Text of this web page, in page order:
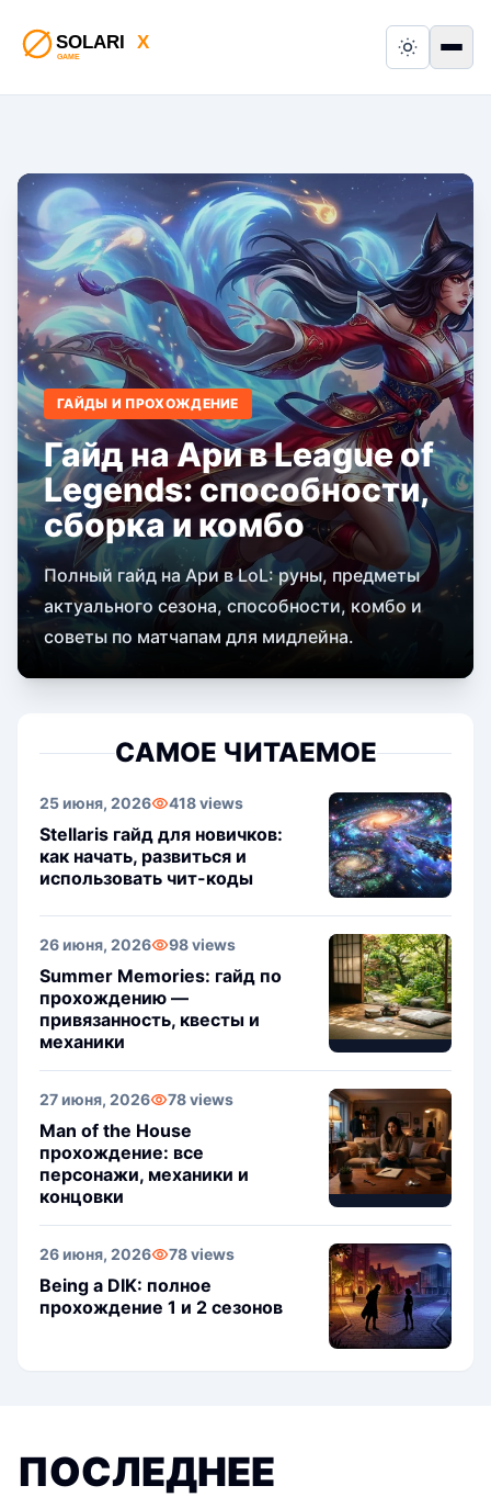
Switch to
ГАЙДЫ И ПРОХОЖДЕНИЕ
Гайд на Ари в League of
Legends: способности,
сборка и комбо
Полный гайд на Ари в LoL: руны, предметы
актуального сезона, способности, комбо и
советы по матчапам для мидлейна.
САМОЕ ЧИТАЕМОЕ
25 июня, 2026 418 views
Stellaris гайд для новичков:
как начать, развиться и
использовать чит-коды
26 июня, 2026 98 views
Summer Memories: гайд по
прохождению —
привязанность, квесты и
механики
27 июня, 2026 78 views
Man of the House
прохождение: все
персонажи, механики и
концовки
26 июня, 2026 78 views
Being a DIK: полное
прохождение 1 и 2 сезонов
ПОСЛЕДНЕЕ